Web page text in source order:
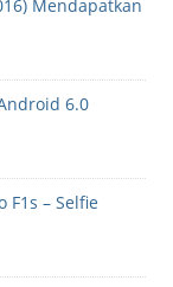
Mendapatkan
6.0
F1s – Selfie